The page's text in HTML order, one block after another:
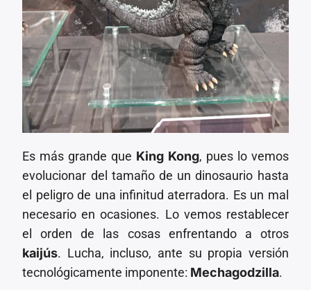
Es más grande que King Kong, pues lo vemos
evolucionar del tamaño de un dinosaurio hasta
el peligro de una infinitud aterradora. Es un mal
necesario en ocasiones. Lo vemos restablecer
el orden de las cosas enfrentando a otros
kaijús. Lucha, incluso, ante su propia versión
tecnológicamente imponente: Mechagodzilla.